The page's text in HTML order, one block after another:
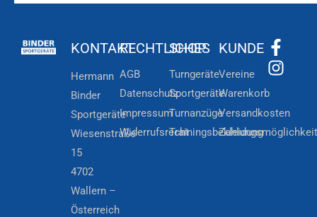
KONTAKT
Hermann
Binder
Sportgeräte
Wiesenstraße
15
4702
Wallern –
Österreich
RECHTLICHES
AGB
Datenschutz
Impressum
Widerrufsrecht
SHOP
Turngeräte
Sportgeräte
Turnanzüge
Trainingsbekleidung
KUNDE
Vereine
Warenkorb
Versandkosten